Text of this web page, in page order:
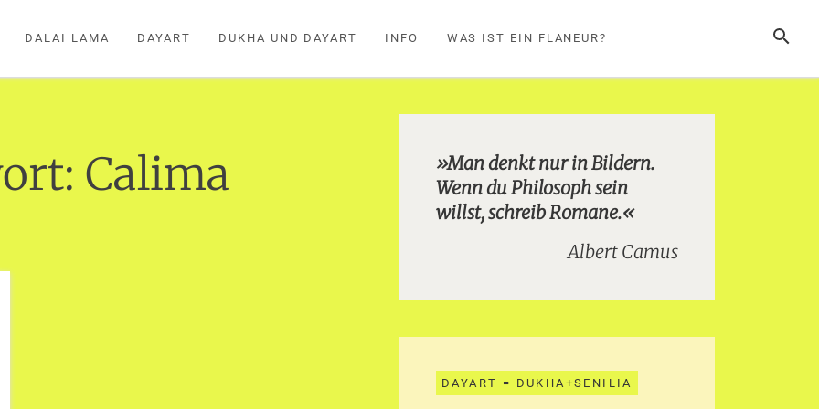
SUCHE
DALAI LAMA DAYART DUKHA UND DAYART INFO WAS IST EIN FLANEUR?
Calima
»Man denkt nur in Bildern.
Wenn du Philosoph sein
willst, schreib Romane.«
Albert Camus
DAYART = DUKHA+SENILIA